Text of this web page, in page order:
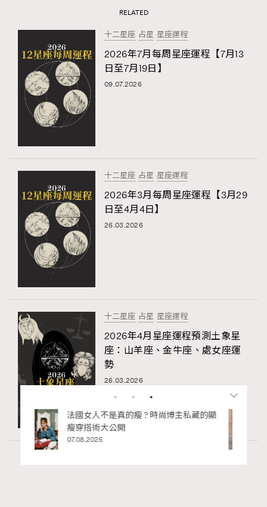
RELATED
十二星座 占星 星座運程
2026年7月每周星座運程【7月13
日至7月19日】
09.07.2026
十二星座 占星 星座運程
2026年3月每周星座運程【3月29
日至4月4日】
26.03.2026
十二星座 占星 星座運程
2026年4月星座運程預測土象星
座：山羊座、金牛座、處女座運
勢
26.03.2026
的顯
別再用酒精消毒皮革！6個清潔手袋小技
巧，讓你更愛惜你的手袋
02.06.2025